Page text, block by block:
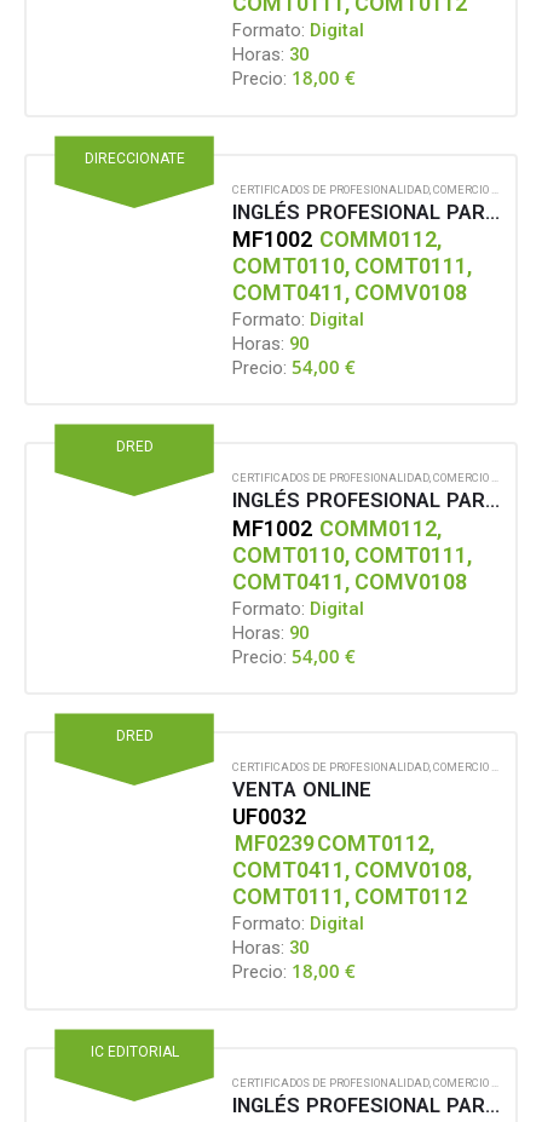
Formato: Digital
Horas: 30
Precio: 18,00€
DIRECCIONATE
CERTIFICADOS DE PROFESIONALIDAD COMERCIO Y MARKETING
INGLÉS PROFESIONAL PARA ACTIVIDADES COMERCIALES
MF1002 COMM0112,
COMT0110, COMT0111,
COMT0411, COMV0108
Formato: Digital
Horas: 90
Precio: 54,00€
DRED
CERTIFICADOS DE PROFESIONALIDAD,COMERCIO Y MARKETING
INGLÉS PROFESIONAL PARA ACTIVIDADES COMERCIALES
MF1002 COMM0112,
COMT0110, COMT0111,
COMT0411, COMV0108
Formato: Digital
Horas: 90
Precio: 54,00€
DRED
CERTIFICADOS DE PROFESIONALIDAD,COMERCIO Y MARKETING
VENTA ONLINE
UF0032
MF0239COMT0112,
COMT0411, COMV0108,
COMT0111, COMT0112
Formato: Digital
Horas: 30
Precio: 18,00€
IC EDITORIAL
CERTIFICADOS DE PROFESIONALIDAD COMERCIO Y MARKETING
INGLÉS PROFESIONAL PARA ACTIVIDADES COMERCIALES